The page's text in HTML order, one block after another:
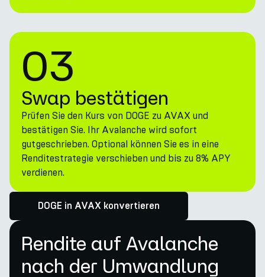
03
Swap bestätigen
Prüfen Sie den Kurs von DOGE zu AVAX und
bestätigen Sie. Ihr Avalanche wird sofort
gutgeschrieben. Optional können Sie es in eine
Renditestrategie verschieben und bis zu 8% APY
verdienen.
DOGE in AVAX konvertieren
Rendite auf Avalanche
nach der Umwandlung